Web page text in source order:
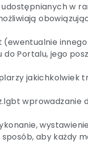
w
(ewentualnie
Portalu, jego
jakichkolwiek
wprowadzanie
aby każdy